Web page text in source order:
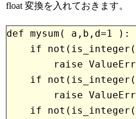
float 変換を入れておきます。
def mysum( a,b,d=1 ):
if
raise
if
raise
if